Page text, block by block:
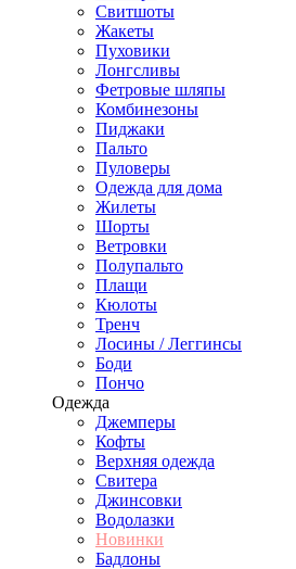
Свитшоты
Жакеты
Пуховики
Лонгсливы
Фетровые шляпы
Комбинезоны
Пиджаки
Пальто
Пуловеры
Одежда для дома
Жилеты
Шорты
Ветровки
Полупальто
Плащи
Кюлоты
Тренч
Лосины / Леггинсы
Боди
Пончо
Одежда
Джемперы
Кофты
Верхняя одежда
Свитера
Джинсовки
Водолазки
Новинки
Бадлоны